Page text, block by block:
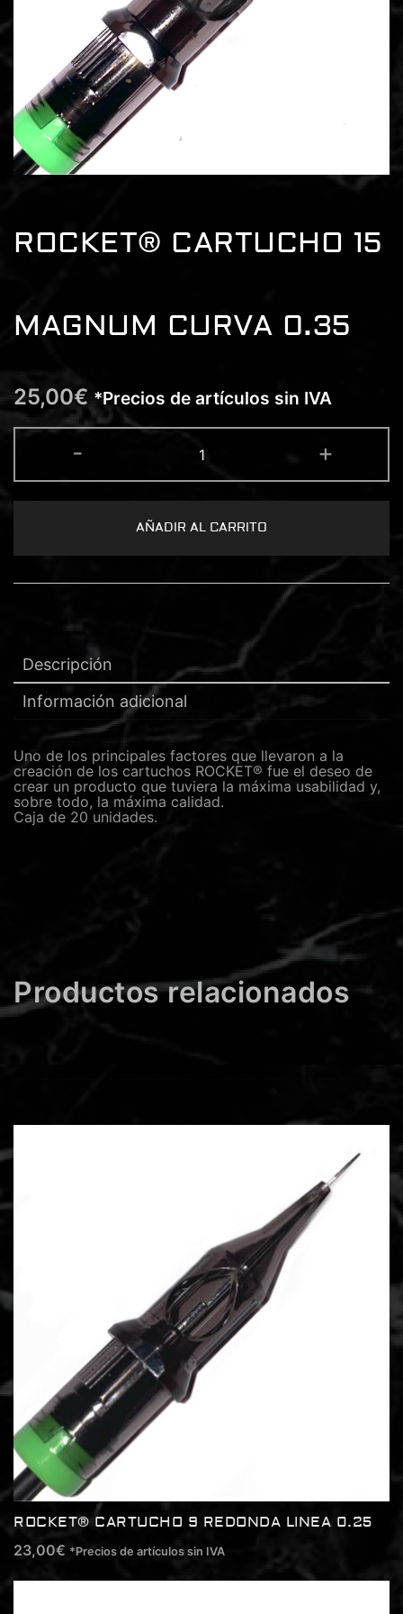
ROCKET® CARTUCHO 15
MAGNUM CURVA 0.35
25,00€ *Precios de artículos sin IVA
-
CARTUCHO
15
MAGNUM
CURVA
cantidad
+
AÑADIR AL CARRITO
Descripción
Información adicional
Uno de los principales factores que llevaron a la
creación de los cartuchos ROCKET® fue el deseo de
crear un producto que tuviera la máxima usabilidad y,
sobre todo, la máxima calidad.
Caja de 20 unidades.
Productos relacionados
ROCKET® CARTUCHO 9 REDONDA LINEA 0.25
23,00€ *Precios de artículos sin IVA